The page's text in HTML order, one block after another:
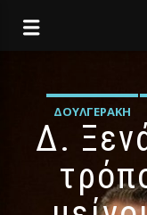
ΔΟΥΛΓΕΡΆΚΗ
Δ.